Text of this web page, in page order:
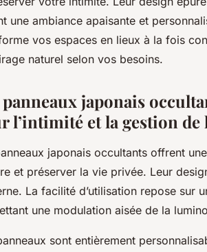
essentielle
une ambiance apaisante et
vos espaces en lieux à la fois
naturel selon vos besoins.
panneaux japonais
l’intimité et la gestion
japonais occultants offrent
et préserver la vie privée. Leur
La facilité d’utilisation repose sur
une modulation aisée de la
sont entièrement